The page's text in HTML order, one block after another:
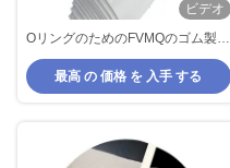
ビデオ
OリングのためのFVMQのゴム製混
合物
最高 の 価格 を 入手 する